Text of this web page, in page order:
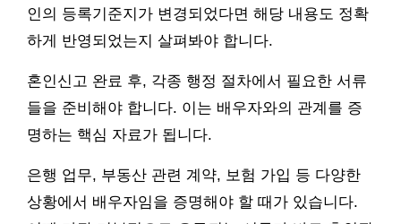
인의 등록기준지가 변경되었다면 해당 내용도 정확
하게 반영되었는지 살펴봐야 합니다.
혼인신고 완료 후, 각종 행정 절차에서 필요한 서류
들을 준비해야 합니다. 이는 배우자와의 관계를 증
명하는 핵심 자료가 됩니다.
은행 업무, 부동산 관련 계약, 보험 가입 등 다양한
상황에서 배우자임을 증명해야 할 때가 있습니다.